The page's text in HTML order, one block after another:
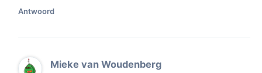
Antwoord
Mieke van Woudenberg